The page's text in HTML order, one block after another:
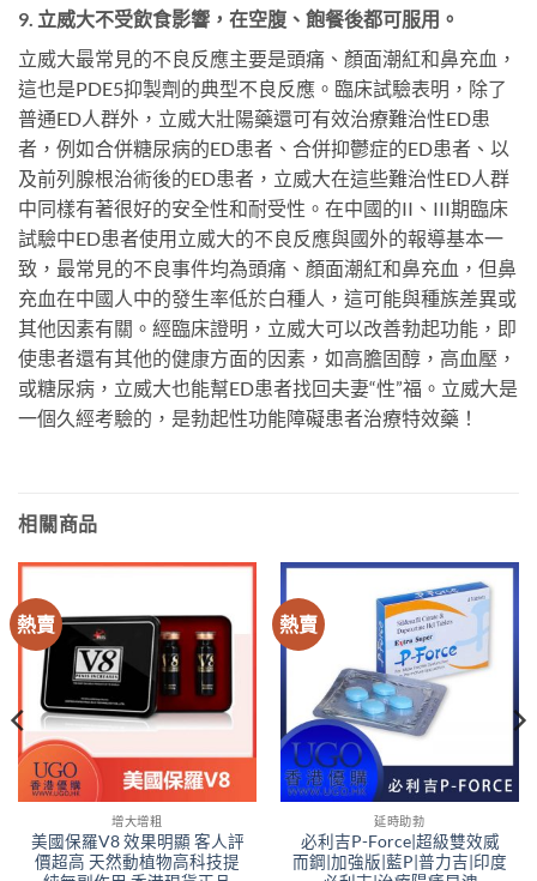
9. 立威大不受飲食影響，在空腹、飽餐後都可服用。
立威大最常見的不良反應主要是頭痛、顏面潮紅和鼻充血，
這也是PDE5抑製劑的典型不良反應。臨床試驗表明，除了
普通ED人群外，立威大壯陽藥還可有效治療難治性ED患
者，例如合併糖尿病的ED患者、合併抑鬱症的ED患者、以
及前列腺根治術後的ED患者，立威大在這些難治性ED人群
中同樣有著很好的安全性和耐受性。在中國的II、III期臨床
試驗中ED患者使用立威大的不良反應與國外的報導基本一
致，最常見的不良事件均為頭痛、顏面潮紅和鼻充血，但鼻
充血在中國人中的發生率低於白種人，這可能與種族差異或
其他因素有關。經臨床證明，立威大可以改善勃起功能，即
使患者還有其他的健康方面的因素，如高膽固醇，高血壓，
或糖尿病，立威大也能幫ED患者找回夫妻“性”福。立威大是
一個久經考驗的，是勃起性功能障礙患者治療特效藥！
相關商品
熱賣
增大增粗
美國保羅V8 效果明顯 客人評
價超高 天然動植物高科技提
熱賣
延時助勃
必利吉P-Force|超級雙效威
而鋼|加強版|藍P|普力吉|印度